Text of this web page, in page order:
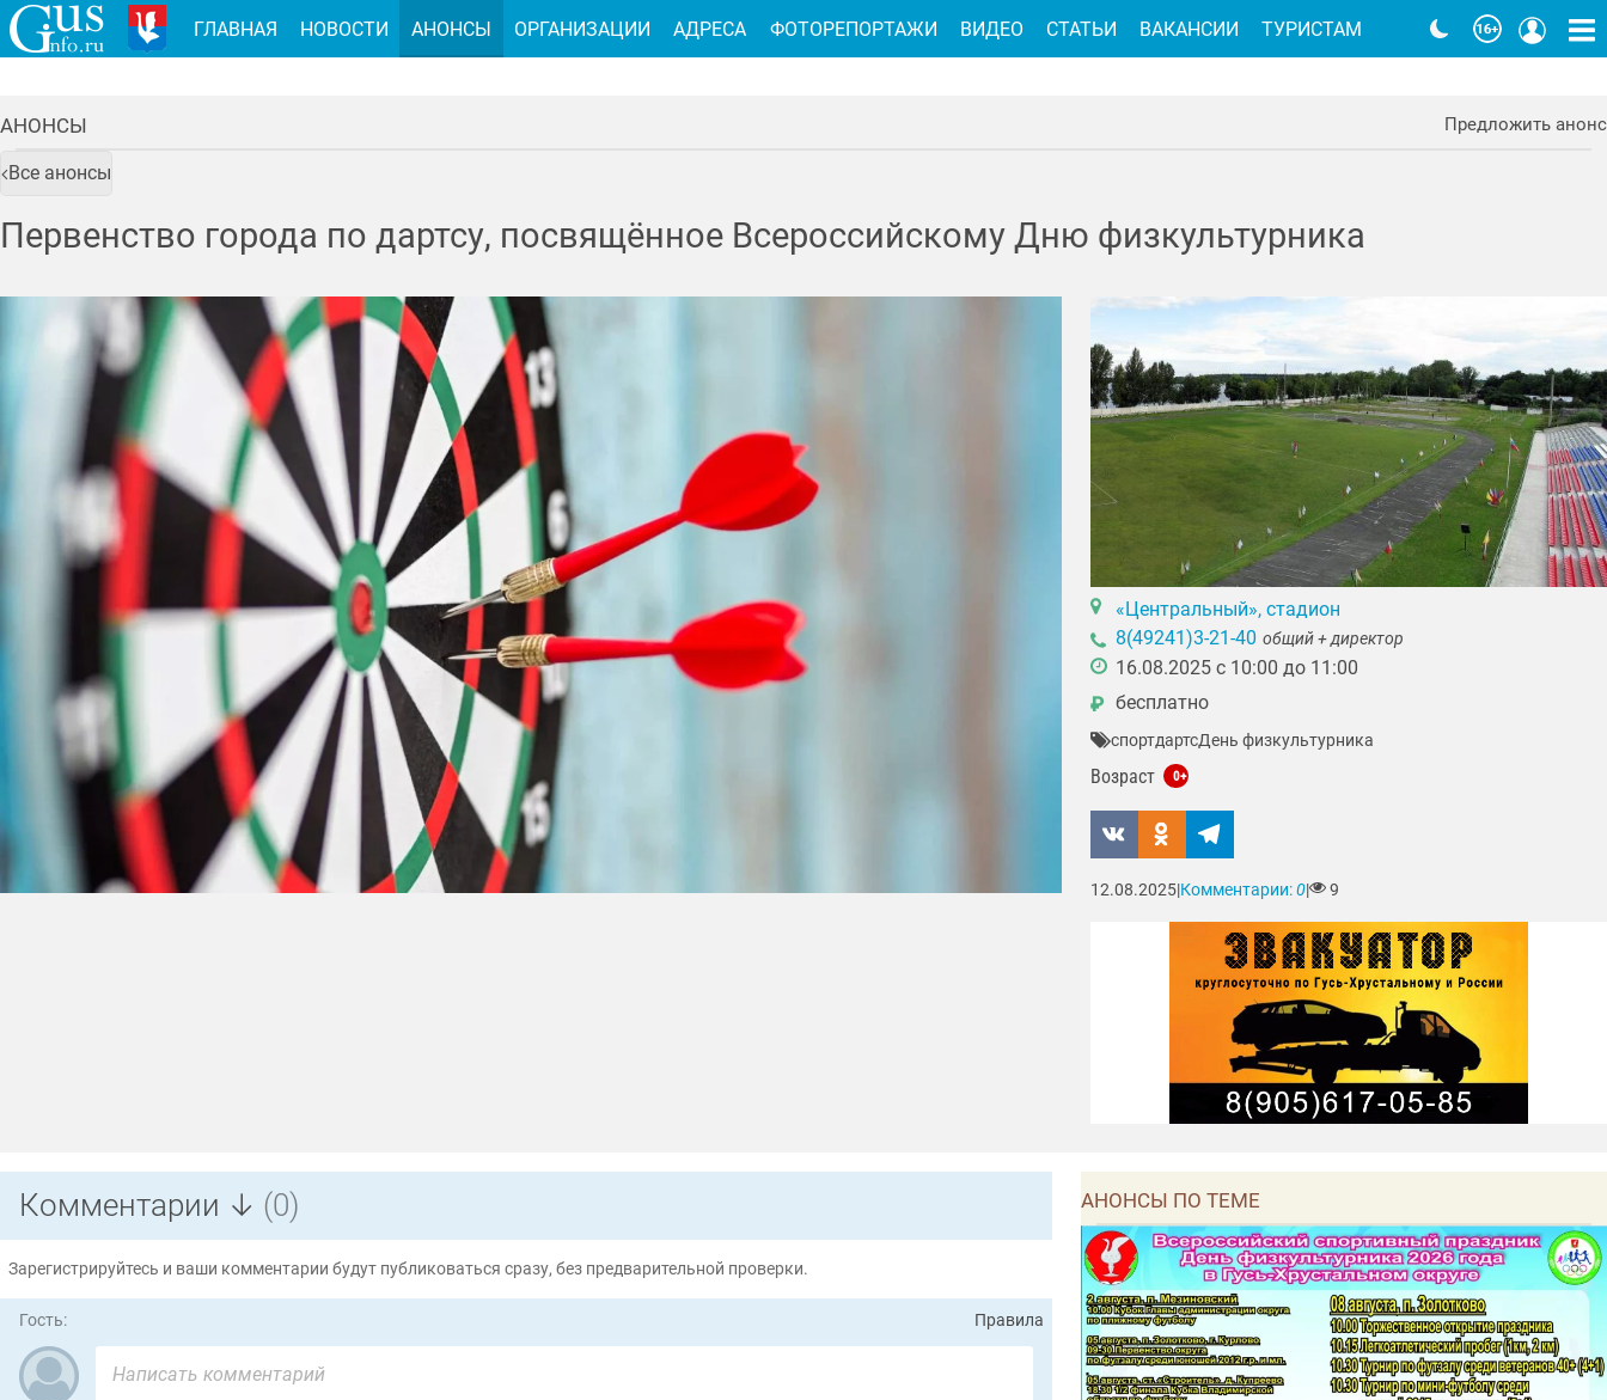
АНОНСЫ Предложить анонс
Все анонсы
Первенство города по дартсу, посвящённое Всероссийскому Дню физкультурника
«Центральный», стадион
8(49241)3-21-40 общий + директор
16.08.2025 с 10:00 до 11:00
бесплатно
₽
спортдартсДень физкультурника
Возраст 0+
12.08.2025 Комментарии:0 9
Комментарии ↓ (0)
Зарегистрируйтесь и ваши комментарии будут публиковаться сразу, без предварительной проверки.
Гость: Правила
АНОНСЫ ПО ТЕМЕ
ГЛАВНАЯ НОВОСТИ АНОНСЫ ОРГАНИЗАЦИИ АДРЕСА ФОТОРЕПОРТАЖИ ВИДЕО СТАТЬИ ВАКАНСИИ ТУРИСТАМ